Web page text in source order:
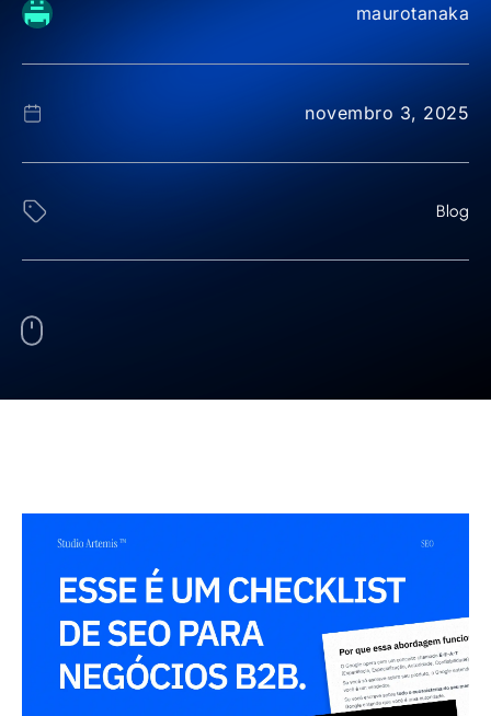
maurotanaka
novembro 3, 2025
Blog